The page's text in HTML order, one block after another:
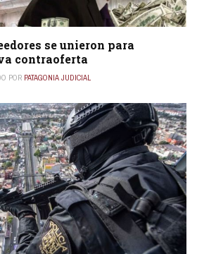
se unieron para
contraoferta
POR PATAGONIA JUDICIAL